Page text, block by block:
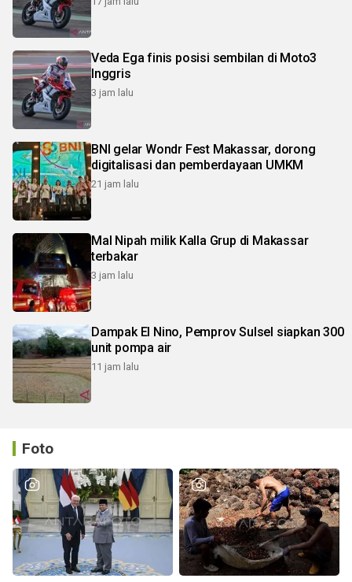
Veda Ega finis posisi sembilan di Moto3
Inggris
3 jam lalu
BNI gelar Wondr Fest Makassar, dorong
digitalisasi dan pemberdayaan UMKM
21 jam lalu
Mal Nipah milik Kalla Grup di Makassar
terbakar
3 jam lalu
Dampak El Nino, Pemprov Sulsel siapkan 300
unit pompa air
11 jam lalu
Foto